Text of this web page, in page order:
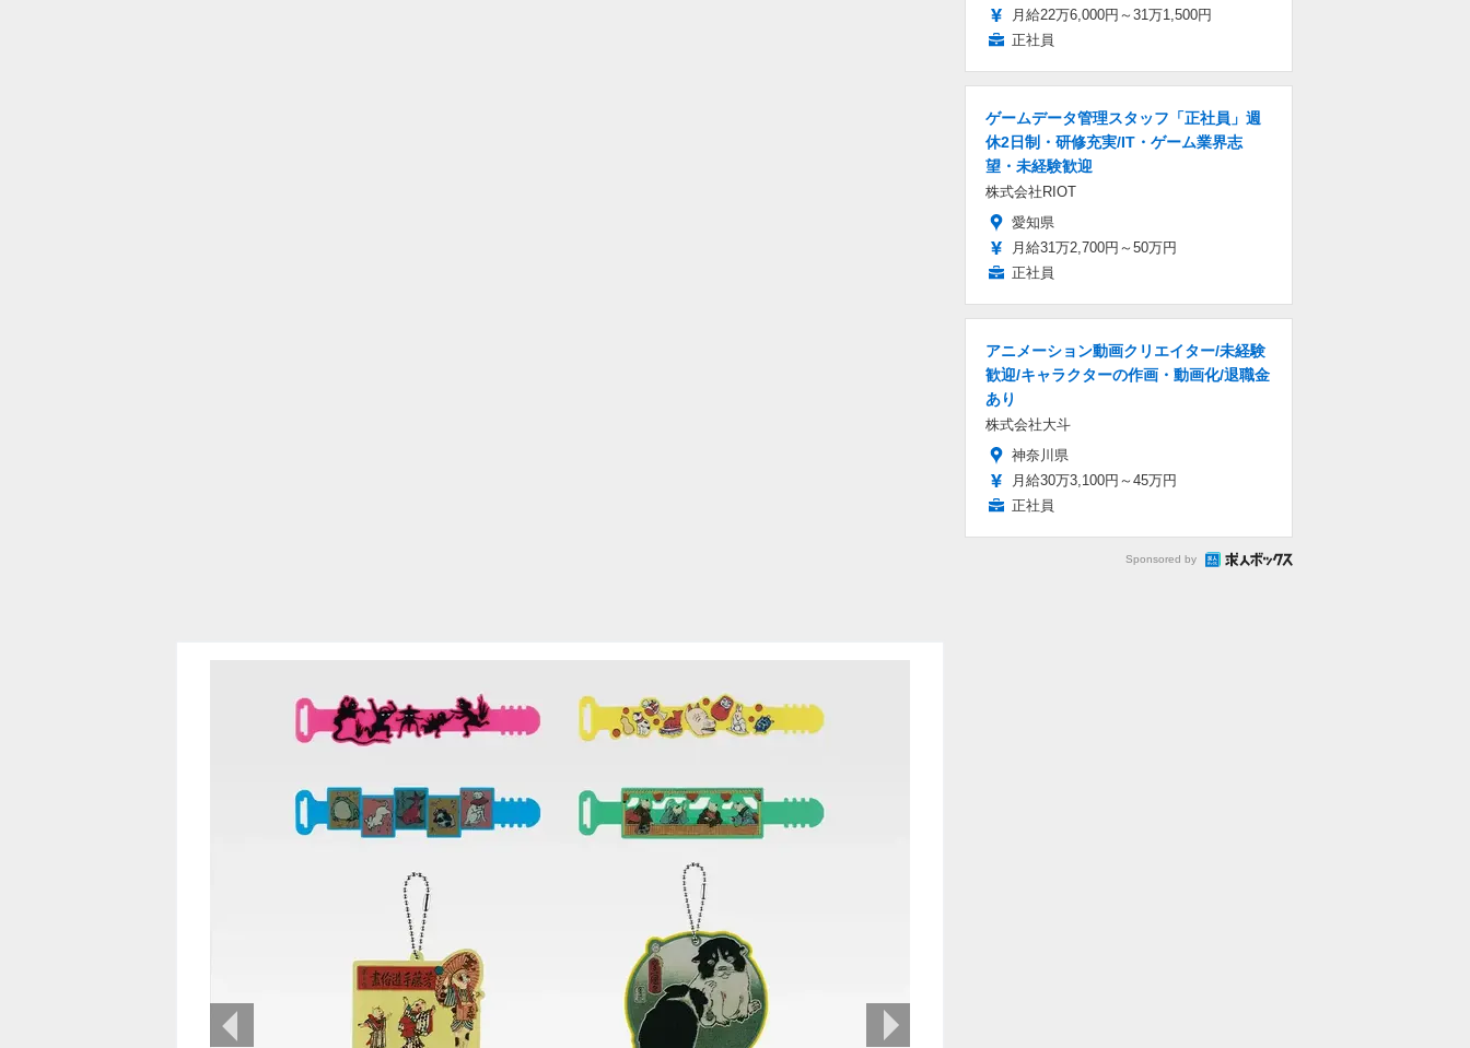
次の画像
月給22万6,000円～31万1,500円
正社員
ゲームデータ管理スタッフ「正社員」週
休2日制・研修充実/IT・ゲーム業界志
望・未経験歓迎
株式会社RIOT
愛知県
月給31万2,700円～50万円
正社員
アニメーション動画クリエイター/未経験
歓迎/キャラクターの作画・動画化/退職金
あり
株式会社大斗
神奈川県
月給30万3,100円～45万円
正社員
Sponsored by